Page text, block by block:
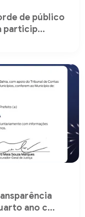
de público
particip...
ano c...